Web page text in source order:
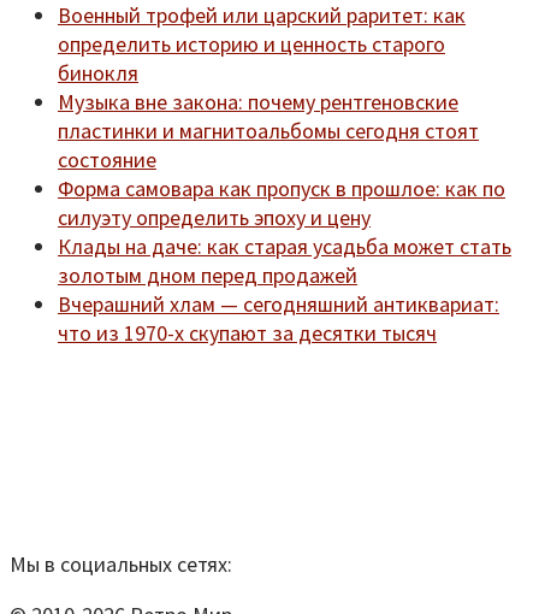
Военный трофей или царский раритет: как
определить историю и ценность старого
бинокля
Музыка вне закона: почему рентгеновские
пластинки и магнитоальбомы сегодня стоят
состояние
Форма самовара как пропуск в прошлое: как по
силуэту определить эпоху и цену
Клады на даче: как старая усадьба может стать
золотым дном перед продажей
Вчерашний хлам — сегодняшний антиквариат:
что из 1970-х скупают за десятки тысяч
Мы в социальных сетях: